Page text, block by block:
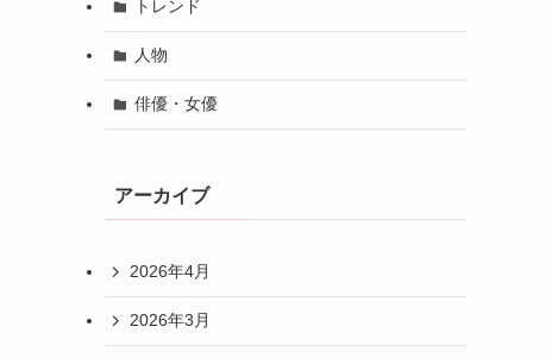
トレンド
人物
俳優・女優
アーカイブ
2026年4月
2026年3月